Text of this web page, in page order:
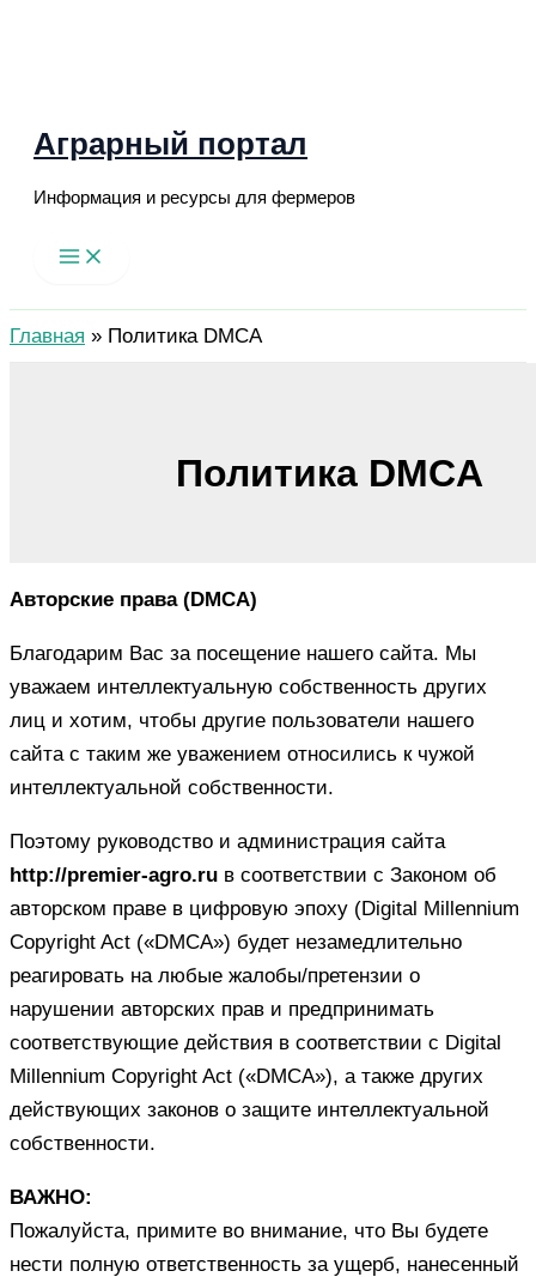
Аграрный портал
Информация и ресурсы для фермеров
Главная » Политика DMCA
Политика DMCA
Авторские права (DMCA)
Благодарим Вас за посещение нашего сайта. Мы
уважаем интеллектуальную собственность других
лиц и хотим, чтобы другие пользователи нашего
сайта с таким же уважением относились к чужой
интеллектуальной собственности.
Поэтому руководство и администрация сайта
http://premier-agro.ru в соответствии с Законом об
авторском праве в цифровую эпоху (Digital Millennium
Copyright Act («DMCA») будет незамедлительно
реагировать на любые жалобы/претензии о
нарушении авторских прав и предпринимать
соответствующие действия в соответствии с Digital
Millennium Copyright Act («DMCA»), а также других
действующих законов о защите интеллектуальной
собственности.
ВАЖНО:
Пожалуйста, примите во внимание, что Вы будете
нести полную ответственность за ущерб, нанесенный